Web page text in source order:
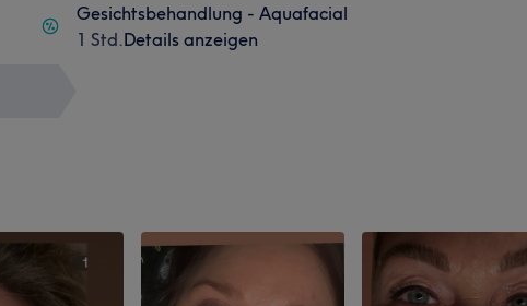
Gesichtsbehandlung - Aquafacial
1 Std.Details anzeigen